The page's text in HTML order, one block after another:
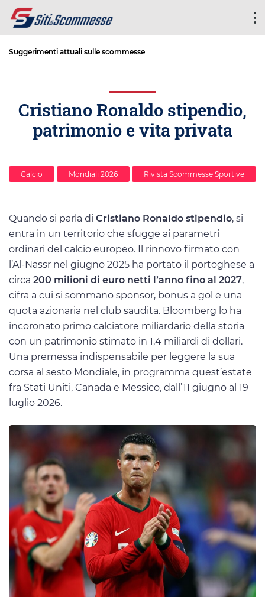
Suggerimenti attuali sulle scommesse
Cristiano Ronaldo stipendio,
patrimonio e vita privata
Calcio Mondiali 2026 Rivista Scommesse Sportive
Quando si parla di Cristiano Ronaldo stipendio, si
entra in un territorio che sfugge ai parametri
ordinari del calcio europeo. Il rinnovo firmato con
l’Al-Nassr nel giugno 2025 ha portato il portoghese a
circa 200 milioni di euro netti l’anno fino al 2027,
cifra a cui si sommano sponsor, bonus a gol e una
quota azionaria nel club saudita. Bloomberg lo ha
incoronato primo calciatore miliardario della storia
con un patrimonio stimato in 1,4 miliardi di dollari.
Una premessa indispensabile per leggere la sua
corsa al sesto Mondiale, in programma quest’estate
fra Stati Uniti, Canada e Messico, dall’11 giugno al 19
luglio 2026.